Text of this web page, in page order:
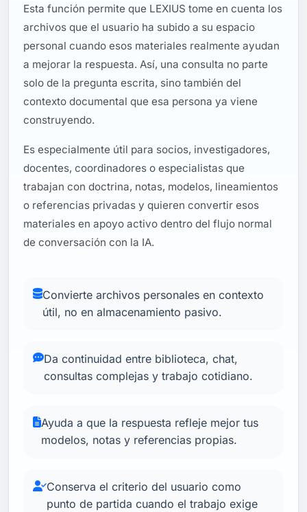
Esta función permite que LEXIUS tome en cuenta los
archivos que el usuario ha subido a su espacio
personal cuando esos materiales realmente ayudan
a mejorar la respuesta. Así, una consulta no parte
solo de la pregunta escrita, sino también del
contexto documental que esa persona ya viene
construyendo.
Es especialmente útil para socios, investigadores,
docentes, coordinadores o especialistas que
trabajan con doctrina, notas, modelos, lineamientos
o referencias privadas y quieren convertir esos
materiales en apoyo activo dentro del flujo normal
de conversación con la IA.
Convierte archivos personales en contexto
útil, no en almacenamiento pasivo.
Da continuidad entre biblioteca, chat,
consultas complejas y trabajo cotidiano.
Ayuda a que la respuesta refleje mejor tus
modelos, notas y referencias propias.
Conserva el criterio del usuario como
punto de partida cuando el trabajo exige